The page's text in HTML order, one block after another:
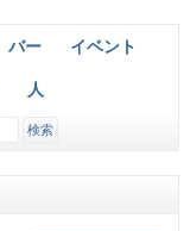
バー イベント
人